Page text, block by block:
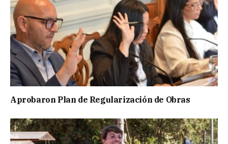
Aprobaron Plan de Regularización de Obras